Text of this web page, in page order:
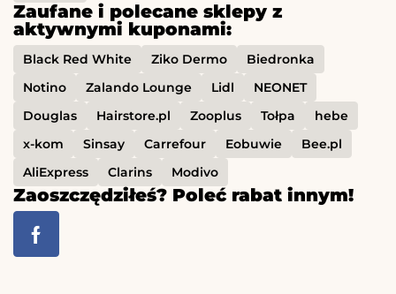
Zaufane i polecane sklepy z
aktywnymi kuponami:
Black Red White Ziko Dermo
Biedronka
Notino
Zalando Lounge Lidl
NEONET
Douglas
Hairstore.pl Zooplus Tołpa
hebe
x-kom
Sinsay Carrefour Eobuwie
Bee.pl
AliExpress
Clarins Modivo
Zaoszczędziłeś? Poleć rabat innym!